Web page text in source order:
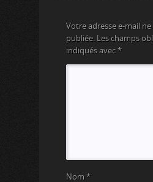
Votre adresse e-mail ne
publiée.
Les champs
indiqués avec *
Nom *